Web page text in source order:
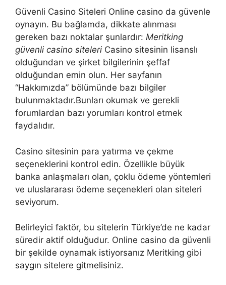
Güvenli Casino Siteleri Online casino da güvenle
oynayın. Bu bağlamda, dikkate alınması
gereken bazı noktalar şunlardır: Meritking
güvenli casino siteleri Casino sitesinin lisanslı
olduğundan ve şirket bilgilerinin şeffaf
olduğundan emin olun. Her sayfanın
“Hakkımızda” bölümünde bazı bilgiler
bulunmaktadır.Bunları okumak ve gerekli
forumlardan bazı yorumları kontrol etmek
faydalıdır.
Casino sitesinin para yatırma ve çekme
seçeneklerini kontrol edin. Özellikle büyük
banka anlaşmaları olan, çoklu ödeme yöntemleri
ve uluslararası ödeme seçenekleri olan siteleri
seviyorum.
Belirleyici faktör, bu sitelerin Türkiye’de ne kadar
süredir aktif olduğudur. Online casino da güvenli
bir şekilde oynamak istiyorsanız Meritking gibi
saygın sitelere gitmelisiniz.